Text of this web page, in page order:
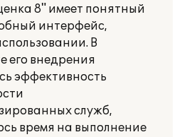
8" имеет понятный
интерфейс,
В
его внедрения
эффективность
служб,
время на выполнение